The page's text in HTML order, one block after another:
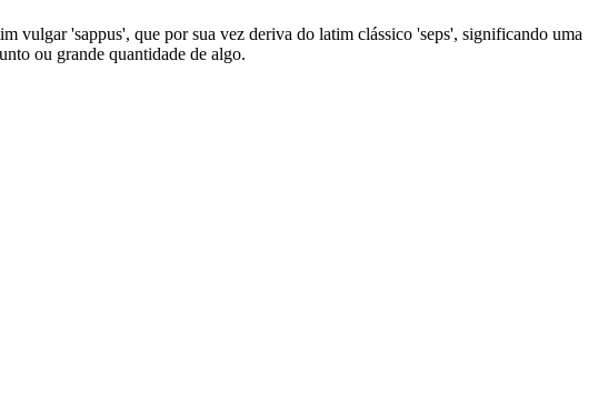
vulgar 'sappus', que por sua vez deriva do latim clássico 'seps', significando uma
ou grande quantidade de algo.